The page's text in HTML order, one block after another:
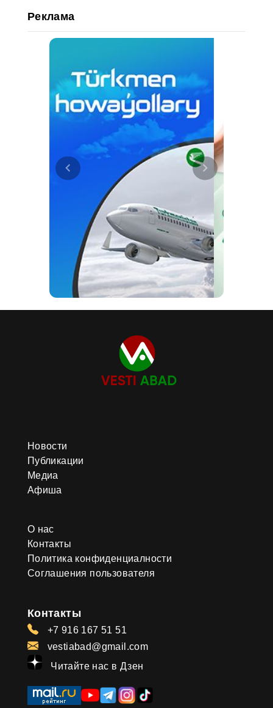
Реклама
Новости
Публикации
Медиа
Афиша
О нас
Контакты
Политика конфиденциалности
Соглашения пользователя
Контакты
+7 916 167 51 51
vestiabad@gmail.com
Читайте нас в Дзен